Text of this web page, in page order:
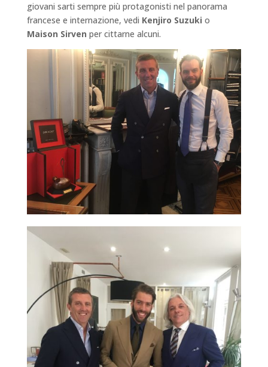
giovani sarti sempre più protagonisti nel panorama
francese e internazione, vedi Kenjiro Suzuki o
Maison Sirven per cittarne alcuni.